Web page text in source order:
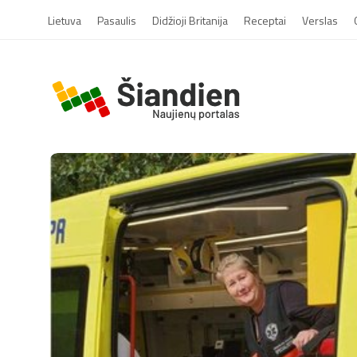
Lietuva Pasaulis Didžioji Britanija Receptai Verslas
S
a
n
d
i